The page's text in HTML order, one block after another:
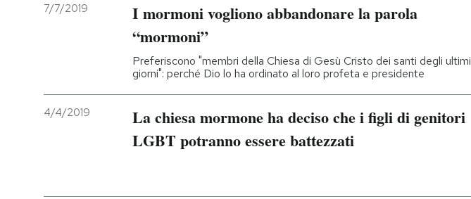
7/7/2019
I mormoni vogliono abbandonare la parola
“mormoni”
Preferiscono "membri della Chiesa di Gesù Cristo dei santi degli ultimi
giorni": perché Dio lo ha ordinato al loro profeta e presidente
4/4/2019
La chiesa mormone ha deciso che i figli di genitori
LGBT potranno essere battezzati